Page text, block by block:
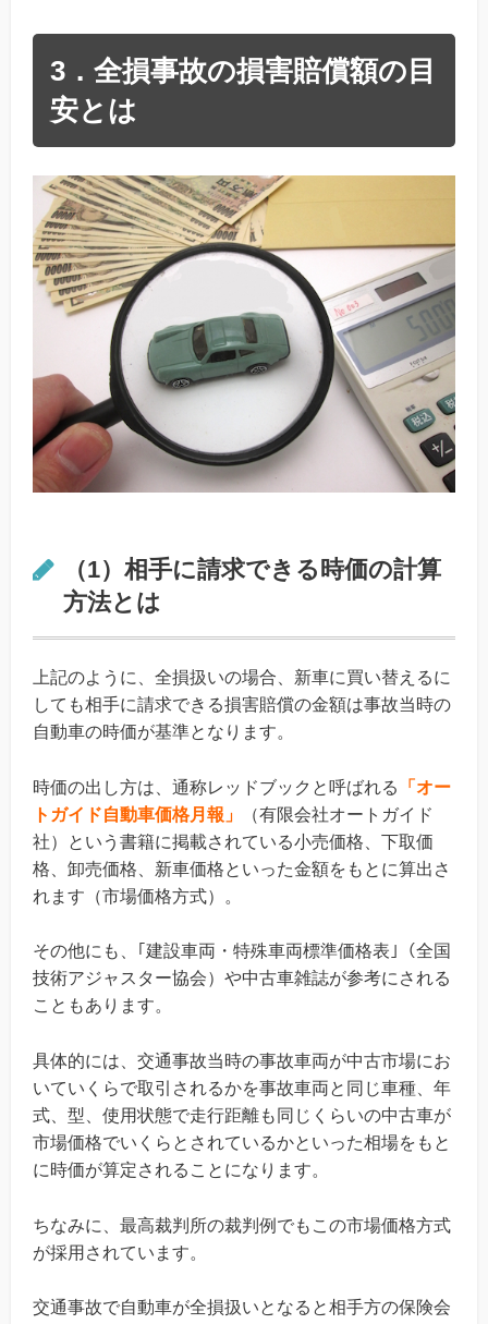
3．全損事故の損害賠償額の目
安とは
（1）相手に請求できる時価の計算
方法とは
上記のように、全損扱いの場合、新車に買い替えるに
しても相手に請求できる損害賠償の金額は事故当時の
自動車の時価が基準となります。
時価の出し方は、通称レッドブックと呼ばれる
「オー
トガイド自動車価格月報」
（有限会社オートガイド
社）という書籍に掲載されている小売価格、下取価
格、卸売価格、新車価格といった金額をもとに算出さ
れます（市場価格方式）。
その他にも、｢建設車両・特殊車両標準価格表｣（全国
技術アジャスター協会）や中古車雑誌が参考にされる
こともあります。
具体的には、交通事故当時の事故車両が中古市場にお
いていくらで取引されるかを事故車両と同じ車種、年
式、型、使用状態で走行距離も同じくらいの中古車が
市場価格でいくらとされているかといった相場をもと
に時価が算定されることになります。
ちなみに、最高裁判所の裁判例でもこの市場価格方式
が採用されています。
交通事故で自動車が全損扱いとなると相手方の保険会